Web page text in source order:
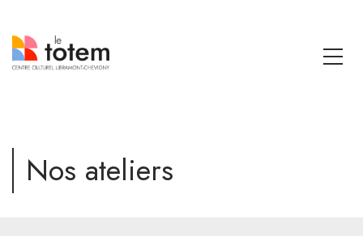
Nos ateliers